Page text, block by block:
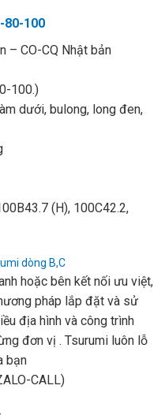
80-100
– CO-CQ Nhật bản
100.)
dưới, bulong, long đen,
(H), 100C42.2,
dòng B,C
hoặc bên kết nối ưu việt,
pháp lắp đặt và sử
địa hình và công trình
đơn vị . Tsurumi luôn lỗ
bạn
CALL)